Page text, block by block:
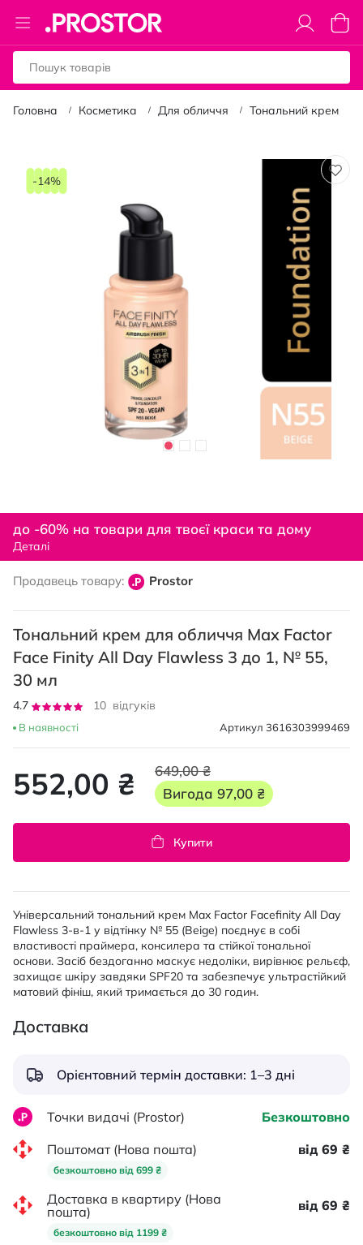
Toggle
Nav
Кошик
Головна Косметика Для обличчя Тональний крем
кінця
-14%
початку
галереї
до -60% на товари для твоєї краси та дому
Деталі
Продавець товару: Prostor
Тональний крем для обличчя Max Factor
Face Finity All Day Flawless 3 до 1, № 55,
30 мл
Рейтинг:
4.7
10 відгуків
В наявності Артикул 3616303999469
552,00 ₴
649,00 ₴
Вигода 97,00 ₴
Купити
Універсальний тональний крем Max Factor Facefinity All Day
Flawless 3-в-1 у відтінку № 55 (Beige) поєднує в собі
властивості праймера, консилера та стійкої тональної
основи. Засіб бездоганно маскує недоліки, вирівнює рельєф,
захищає шкіру завдяки SPF20 та забезпечує ультрастійкий
матовий фініш, який тримається до 30 годин.
Доставка
Орієнтовний термін доставки: 1–3 дні
Точки видачі (Prostor)
Безкоштовно
Поштомат (Нова пошта)
безкоштовно від 699 ₴
від 69 ₴
Доставка в квартиру (Нова
пошта)
безкоштовно від 1199 ₴
від 69 ₴